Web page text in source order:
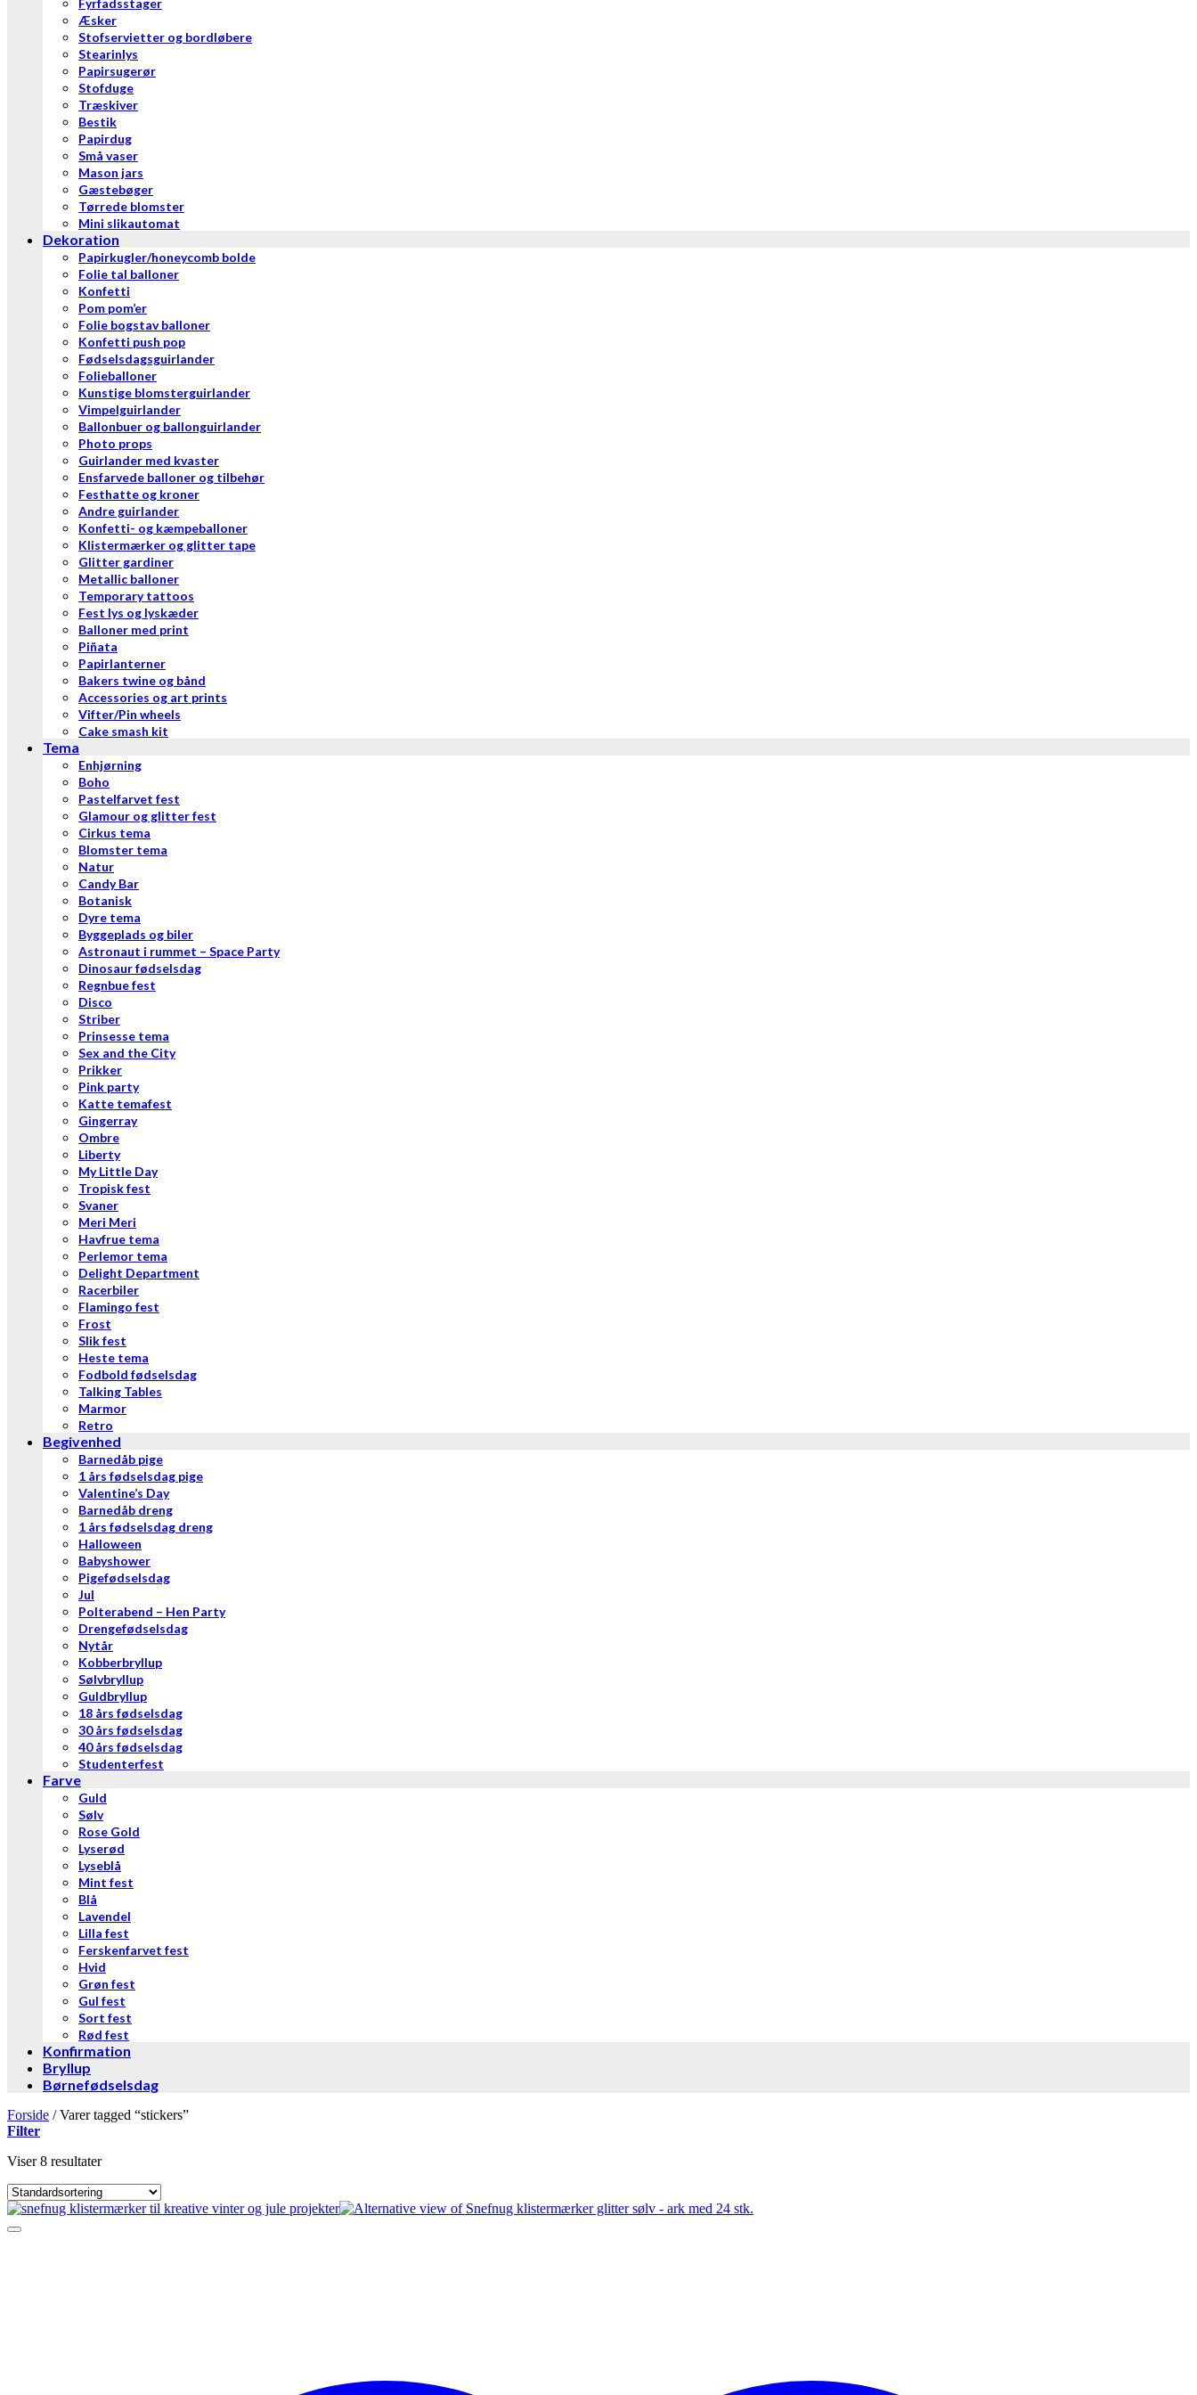
Fyrfadsstager
Æsker
Stofservietter og bordløbere
Stearinlys
Papirsugerør
Stofduge
Træskiver
Bestik
Papirdug
Små vaser
Mason jars
Gæstebøger
Tørrede blomster
Mini slikautomat
Dekoration
Papirkugler/honeycomb bolde
Folie tal balloner
Konfetti
Pom pom’er
Folie bogstav balloner
Konfetti push pop
Fødselsdagsguirlander
Folieballoner
Kunstige blomsterguirlander
Vimpelguirlander
Ballonbuer og ballonguirlander
Photo props
Guirlander med kvaster
Ensfarvede balloner og tilbehør
Festhatte og kroner
Andre guirlander
Konfetti- og kæmpeballoner
Klistermærker og glitter tape
Glitter gardiner
Metallic balloner
Temporary tattoos
Fest lys og lyskæder
Balloner med print
Piñata
Papirlanterner
Bakers twine og bånd
Accessories og art prints
Vifter/Pin wheels
Cake smash kit
Tema
Enhjørning
Boho
Pastelfarvet fest
Glamour og glitter fest
Cirkus tema
Blomster tema
Natur
Candy Bar
Botanisk
Dyre tema
Byggeplads og biler
Astronaut i rummet – Space Party
Dinosaur fødselsdag
Regnbue fest
Disco
Striber
Prinsesse tema
Sex and the City
Prikker
Pink party
Katte temafest
Gingerray
Ombre
Liberty
My Little Day
Tropisk fest
Svaner
Meri Meri
Havfrue tema
Perlemor tema
Delight Department
Racerbiler
Flamingo fest
Frost
Slik fest
Heste tema
Fodbold fødselsdag
Talking Tables
Marmor
Retro
Begivenhed
Barnedåb pige
1 års fødselsdag pige
Valentine’s Day
Barnedåb dreng
1 års fødselsdag dreng
Halloween
Babyshower
Pigefødselsdag
Jul
Polterabend – Hen Party
Drengefødselsdag
Nytår
Kobberbryllup
Sølvbryllup
Guldbryllup
18 års fødselsdag
30 års fødselsdag
40 års fødselsdag
Studenterfest
Farve
Guld
Sølv
Rose Gold
Lyserød
Lyseblå
Mint fest
Blå
Lavendel
Lilla fest
Ferskenfarvet fest
Hvid
Grøn fest
Gul fest
Sort fest
Rød fest
Konfirmation
Bryllup
Børnefødselsdag
Forside /Varer tagged “stickers”
Filter
Viser 8 resultater